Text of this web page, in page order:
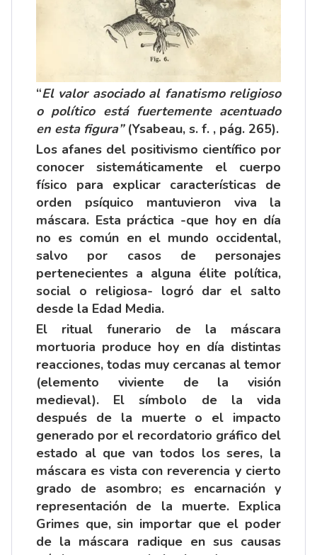
“El valor asociado al fanatismo religioso
o político está fuertemente acentuado
en esta figura”(Ysabeau, s. f. , pág. 265).
Los afanes del positivismo científico por
conocer sistemáticamente el cuerpo
físico para explicar características de
orden psíquico mantuvieron viva la
máscara. Esta práctica -que hoy en día
no es común en el mundo occidental,
salvo por casos de personajes
pertenecientes a alguna élite política,
social o religiosa- logró dar el salto
desde la Edad Media.
El ritual funerario de la máscara
mortuoria produce hoy en día distintas
reacciones, todas muy cercanas al temor
(elemento viviente de la visión
medieval). El símbolo de la vida
después de la muerte o el impacto
generado por el recordatorio gráfico del
estado al que van todos los seres, la
máscara es vista con reverencia y cierto
grado de asombro; es encarnación y
representación de la muerte. Explica
Grimes que, sin importar que el poder
de la máscara radique en sus causas